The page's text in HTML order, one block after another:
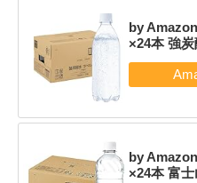
by
×24本 強
by
×24本 富